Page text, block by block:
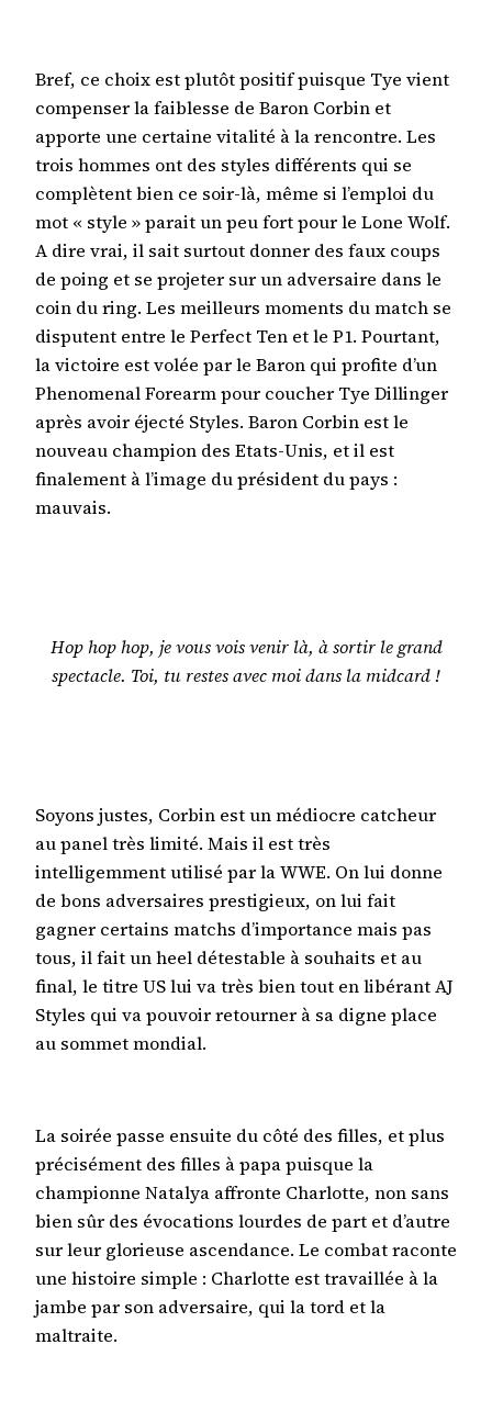
Bref, ce choix est plutôt positif puisque Tye vient
compenser la faiblesse de Baron Corbin et
apporte une certaine vitalité à la rencontre. Les
trois hommes ont des styles différents qui se
complètent bien ce soir-là, même si l’emploi du
mot « style » parait un peu fort pour le Lone Wolf.
A dire vrai, il sait surtout donner des faux coups
de poing et se projeter sur un adversaire dans le
coin du ring. Les meilleurs moments du match se
disputent entre le Perfect Ten et le P1. Pourtant,
la victoire est volée par le Baron qui profite d’un
Phenomenal Forearm pour coucher Tye Dillinger
après avoir éjecté Styles. Baron Corbin est le
nouveau champion des Etats-Unis, et il est
finalement à l’image du président du pays :
mauvais.
Hop hop hop, je vous vois venir là, à sortir le grand
spectacle. Toi, tu restes avec moi dans la midcard !
Soyons justes, Corbin est un médiocre catcheur
au panel très limité. Mais il est très
intelligemment utilisé par la WWE. On lui donne
de bons adversaires prestigieux, on lui fait
gagner certains matchs d’importance mais pas
tous, il fait un heel détestable à souhaits et au
final, le titre US lui va très bien tout en libérant AJ
Styles qui va pouvoir retourner à sa digne place
au sommet mondial.
La soirée passe ensuite du côté des filles, et plus
précisément des filles à papa puisque la
championne Natalya affronte Charlotte, non sans
bien sûr des évocations lourdes de part et d’autre
sur leur glorieuse ascendance. Le combat raconte
une histoire simple : Charlotte est travaillée à la
jambe par son adversaire, qui la tord et la
maltraite.